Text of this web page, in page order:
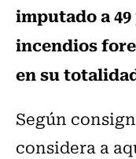
imputado a
incendios
en su
Según
considera a